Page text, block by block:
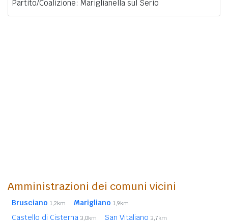
Partito/Coalizione: Mariglianella sul Serio
Amministrazioni dei comuni vicini
Brusciano 1,2km Marigliano 1,9km
Castello di Cisterna 3,0km San Vitaliano 3,7km